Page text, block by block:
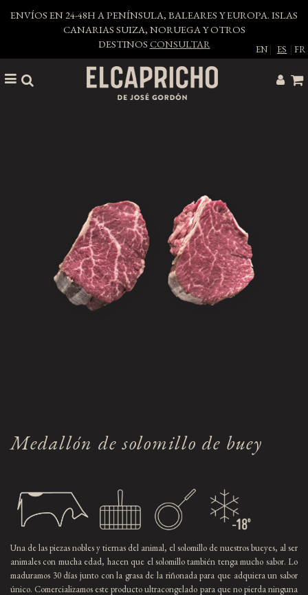
ENVÍOS EN 24-48H A PENÍNSULA, BALEARES Y EUROPA. ISLAS
CANARIAS SUIZA, NORUEGA Y OTROS
DESTINOS CONSULTAR EN | ES |FR
Medallón de solomillo de buey
Una de las piezas nobles y tiernas del animal, el solomillo de nuestros bueyes, al ser
animales con mucha edad, hacen que el solomillo también tenga mucho sabor. Lo
maduramos 30 días junto con la grasa de la riñonada para que adquiera un sabor
único. Comercializamos este producto ultracongelado para que no pierda ninguna